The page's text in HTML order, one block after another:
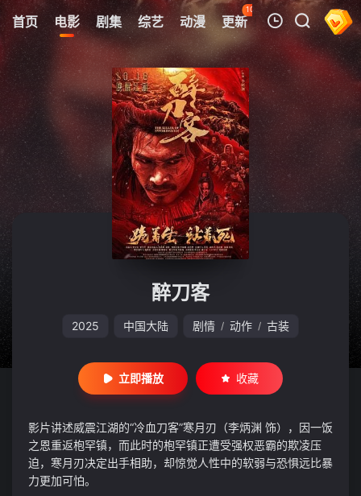
首页 电影 剧集 综艺 动漫 更新
105
热榜 APP
我的观影记录
暂无观看影片的记录
醉刀客
2025 中国大陆 剧情 / 动作 / 古装
立即播放 收藏
影片讲述威震江湖的“冷血刀客”寒月刃（李炳渊 饰），因一饭
之恩重返枹罕镇，而此时的枹罕镇正遭受强权恶霸的欺凌压
迫，寒月刃决定出手相助，却惊觉人性中的软弱与恐惧远比暴
力更加可怕。